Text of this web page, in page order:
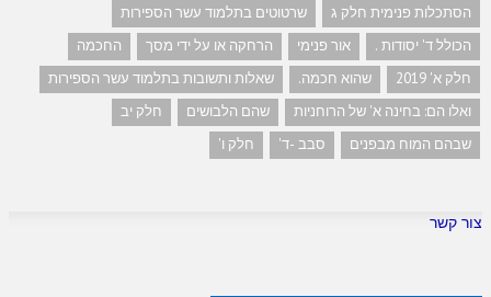
הסתכלות פנימית חלק ג
שרטוטים בתלמוד עשר הספירות
הכולל ד' יסודות .
אור פנימי הרחקה או על ידי מסך
החכמה
חלק א' 2019
שהוא חכמה.
שאלות ותשובות בתלמוד עשר הספירות
ואלו הם: בחינה א' של הרוחניות
שהם הלבושים
חלק יב
שבהם המוח מבפנים
סבב -ד' חלק ו'
צור קשר